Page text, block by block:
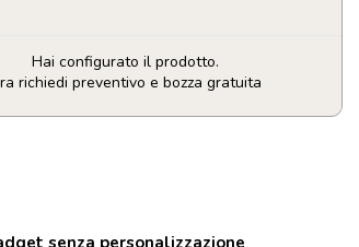
Hai configurato il prodotto.
richiedi preventivo e bozza gratuita
senza personalizzazione